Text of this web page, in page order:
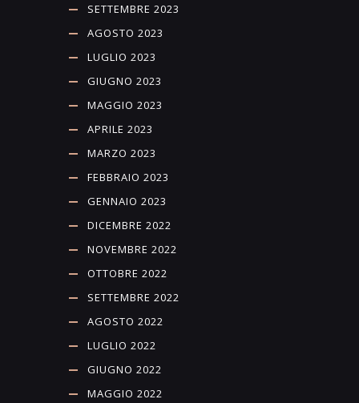
SETTEMBRE 2023
AGOSTO 2023
LUGLIO 2023
GIUGNO 2023
MAGGIO 2023
APRILE 2023
MARZO 2023
FEBBRAIO 2023
GENNAIO 2023
DICEMBRE 2022
NOVEMBRE 2022
OTTOBRE 2022
SETTEMBRE 2022
AGOSTO 2022
LUGLIO 2022
GIUGNO 2022
MAGGIO 2022